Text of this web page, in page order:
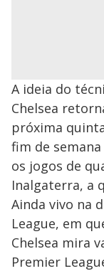
A ideia do
Chelsea
próxima
fim de
os jogos de
Inalgaterra, a
Ainda vivo na
League, em
Chelsea mira
Premier